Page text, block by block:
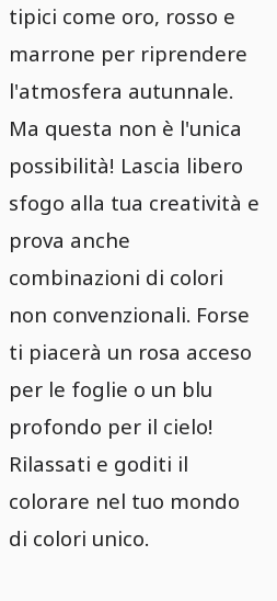
tipici come oro, rosso e
marrone per riprendere
l'atmosfera autunnale.
Ma questa non è l'unica
possibilità! Lascia libero
sfogo alla tua creatività e
prova anche
combinazioni di colori
non convenzionali. Forse
ti piacerà un rosa acceso
per le foglie o un blu
profondo per il cielo!
Rilassati e goditi il
colorare nel tuo mondo
di colori unico.